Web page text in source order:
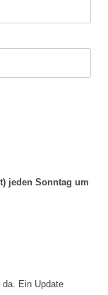
jeden Sonntag um
Ein Update